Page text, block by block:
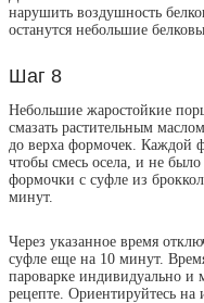
нарушить воздушность
останутся небольшие
Шаг 8
Небольшие жаростойкие
смазать растительным
до верха формочек. Каждой
чтобы смесь осела, и не
формочки с суфле из
минут.
Через указанное время
суфле еще на 10 минут.
пароварке индивидуально и
рецепте. Ориентируйтесь на